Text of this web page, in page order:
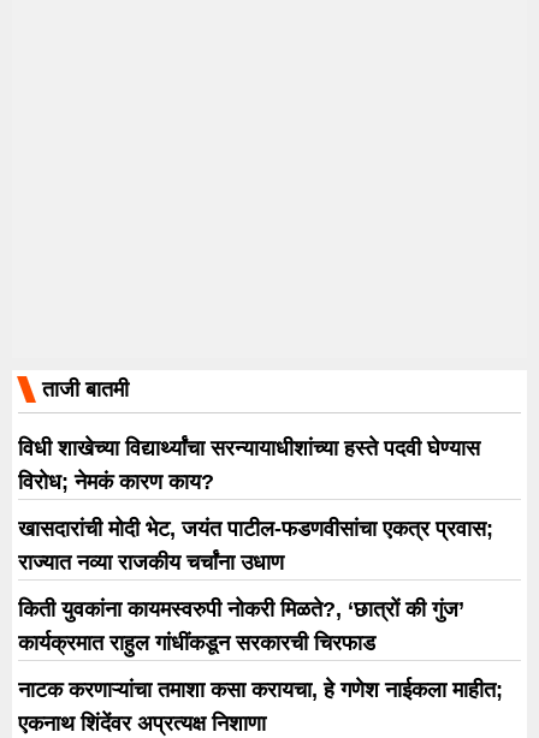
ताजी बातमी
विधी शाखेच्या विद्यार्थ्यांचा सरन्यायाधीशांच्या हस्ते पदवी घेण्यास
विरोध; नेमकं कारण काय?
खासदारांची मोदी भेट, जयंत पाटील-फडणवीसांचा एकत्र प्रवास;
राज्यात नव्या राजकीय चर्चांना उधाण
किती युवकांना कायमस्वरुपी नोकरी मिळते?, ‘छात्रों की गुंज’
कार्यक्रमात राहुल गांधींकडून सरकारची चिरफाड
नाटक करणाऱ्यांचा तमाशा कसा करायचा, हे गणेश नाईकला माहीत;
एकनाथ शिंदेंवर अप्रत्यक्ष निशाणा